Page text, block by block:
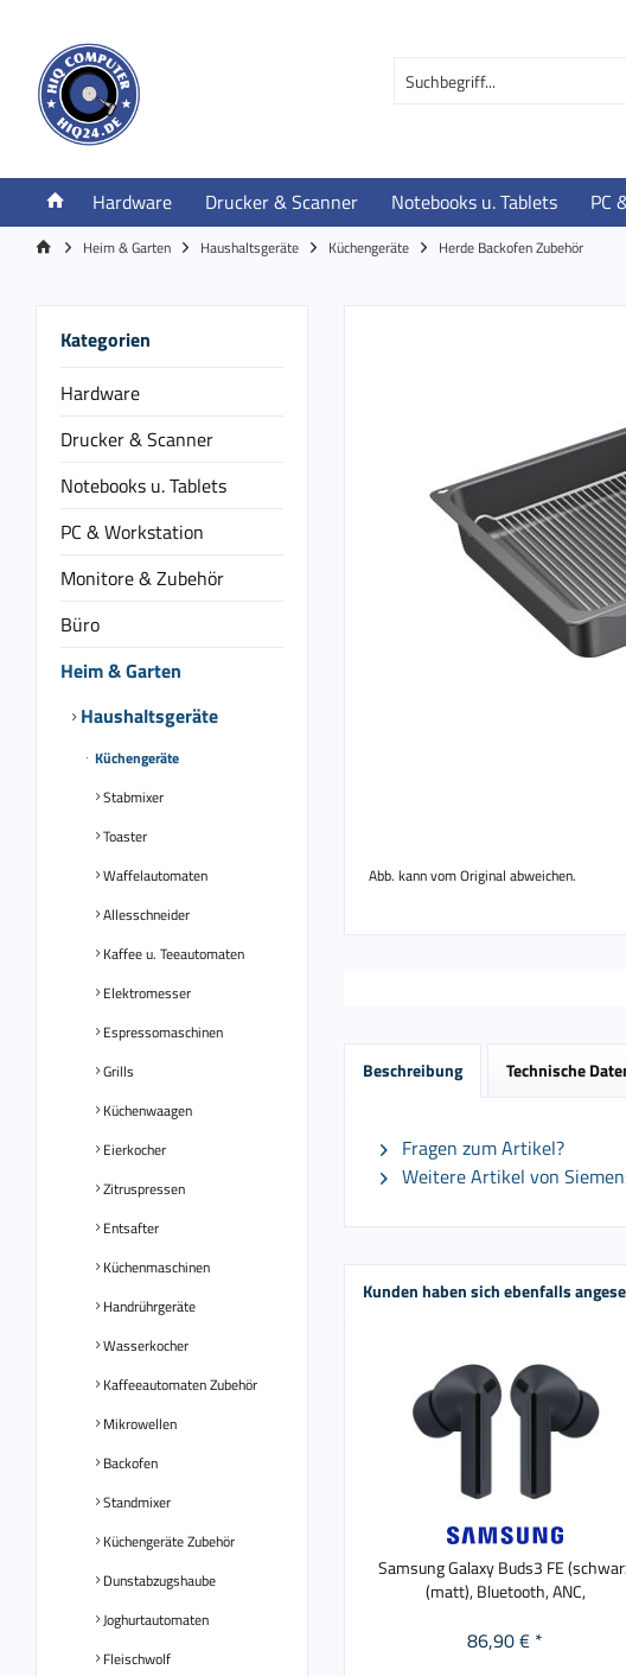
Hardware Drucker & Scanner Notebooks u. Tablets PC
Heim & Garten Haushaltsgeräte Küchengeräte Herde Backofen Zubehör
Kategorien
Hardware
Drucker & Scanner
Notebooks u. Tablets
PC & Workstation
Monitore & Zubehör
Büro
Heim & Garten
Haushaltsgeräte
Küchengeräte
Stabmixer
Toaster
Waffelautomaten
Allesschneider
Kaffee u. Teeautomaten
Elektromesser
Espressomaschinen
Grills
Küchenwaagen
Eierkocher
Zitruspressen
Entsafter
Küchenmaschinen
Handrührgeräte
Wasserkocher
Kaffeeautomaten Zubehör
Mikrowellen
Backofen
Standmixer
Küchengeräte Zubehör
Dunstabzugshaube
Joghurtautomaten
Fleischwolf
Abb. kann vom Original abweichen.
Beschreibung Technische
Fragen zum Artikel?
Weitere Artikel von
Kunden haben sich ebenfalls
Samsung Galaxy Buds3 FE
(matt), Bluetooth, ANC,
86,90 € *